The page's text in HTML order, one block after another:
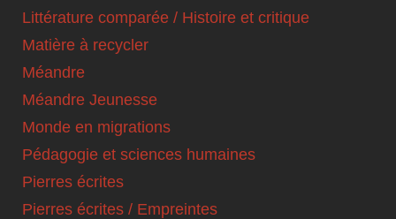
Littérature comparée / Histoire et critique
Matière à recycler
Méandre
Méandre Jeunesse
Monde en migrations
Pédagogie et sciences humaines
Pierres écrites
Pierres écrites / Empreintes